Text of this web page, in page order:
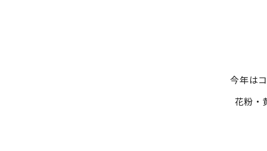
今年は
花粉・